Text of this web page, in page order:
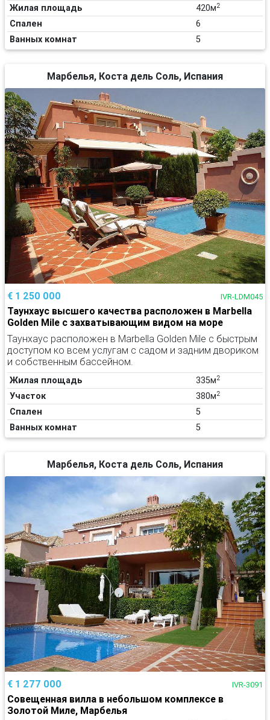
Жилая площадь 420м2
Спален
6
Ванных комнат
5
Марбелья, Коста дель Соль, Испания
€ 1 250 000 IVR-LDM045
Таунхаус высшего качества расположен в Marbella
Golden Mile с захватывающим видом на море
Таунхаус расположен в Marbella Golden Mile с быстрым
доступом ко всем услугам с садом и задним двориком
и собственным бассейном.
Жилая площадь 335м2
Участок 380м2
Спален
5
Ванных комнат
5
Марбелья, Коста дель Соль, Испания
€ 1 277 000 IVR-3091
Совещенная вилла в небольшом комплексе в
Золотой Миле, Марбелья